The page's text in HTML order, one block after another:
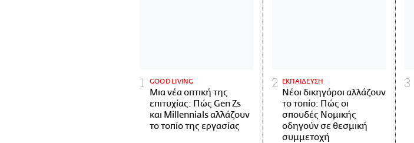
GOOD LIVING
Μια νέα οπτική της
επιτυχίας: Πώς Gen Zs
και Millennials αλλάζουν
το τοπίο της εργασίας
ΕΚΠΑΙΔΕΥΣΗ
Νέοι δικηγόροι αλλάζουν
το τοπίο: Πώς οι
σπουδές Νομικής
οδηγούν σε θεσμική
συμμετοχή